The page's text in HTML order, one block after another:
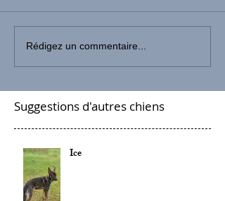
Rédigez un commentaire...
Suggestions d'autres chiens
Ice